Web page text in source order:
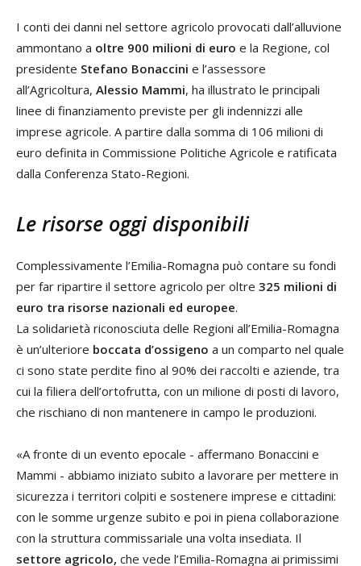
I conti dei danni nel settore agricolo provocati dall’alluvione
ammontano a oltre 900 milioni di euro e la Regione, col
presidente Stefano Bonaccini e l’assessore
all’Agricoltura, Alessio Mammi, ha illustrato le principali
linee di finanziamento previste per gli indennizzi alle
imprese agricole. A partire dalla somma di 106 milioni di
euro definita in Commissione Politiche Agricole e ratificata
dalla Conferenza Stato-Regioni.
Le risorse oggi disponibili
Complessivamente l’Emilia-Romagna può contare su fondi
per far ripartire il settore agricolo per oltre 325 milioni di
euro tra risorse nazionali ed europee.
La solidarietà riconosciuta delle Regioni all’Emilia-Romagna
è un’ulteriore boccata d’ossigeno a un comparto nel quale
ci sono state perdite fino al 90% dei raccolti e aziende, tra
cui la filiera dell’ortofrutta, con un milione di posti di lavoro,
che rischiano di non mantenere in campo le produzioni.
«A fronte di un evento epocale - affermano Bonaccini e
Mammi - abbiamo iniziato subito a lavorare per mettere in
sicurezza i territori colpiti e sostenere imprese e cittadini:
con le somme urgenze subito e poi in piena collaborazione
con la struttura commissariale una volta insediata. Il
settore agricolo, che vede l’Emilia-Romagna ai primissimi